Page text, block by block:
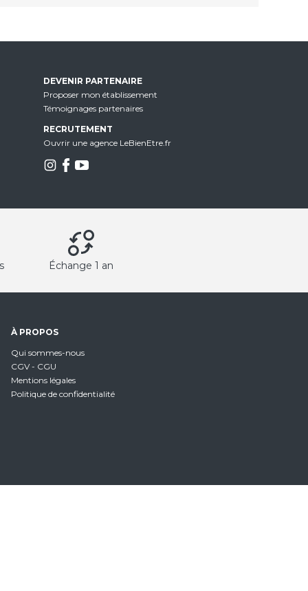
DEVENIR PARTENAIRE
Proposer mon établissement
Témoignages partenaires
RECRUTEMENT
Ouvrir une agence LeBienEtre.fr
Échange 1 an
À PROPOS
Qui sommes-nous
CGV - CGU
Mentions légales
Politique de confidentialité